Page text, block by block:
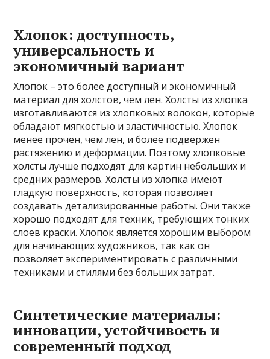
Хлопок: доступность,
универсальность и
экономичный вариант
Хлопок – это более доступный и экономичный
материал для холстов, чем лен. Холсты из хлопка
изготавливаются из хлопковых волокон, которые
обладают мягкостью и эластичностью. Хлопок
менее прочен, чем лен, и более подвержен
растяжению и деформации. Поэтому хлопковые
холсты лучше подходят для картин небольших и
средних размеров. Холсты из хлопка имеют
гладкую поверхность, которая позволяет
создавать детализированные работы. Они также
хорошо подходят для техник, требующих тонких
слоев краски. Хлопок является хорошим выбором
для начинающих художников, так как он
позволяет экспериментировать с различными
техниками и стилями без больших затрат.
Синтетические материалы:
инновации, устойчивость и
современный подход